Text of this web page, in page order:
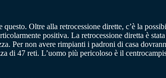
Oltre alla retrocessione dirette, c’è la
positiva. La retrocessione diretta è
Per non avere rimpianti i padroni di casa
di 47 reti. L’uomo più pericoloso è il